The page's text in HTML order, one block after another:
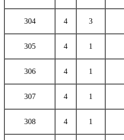
304 4 3
305 4 1
306 4 1
307 4 1
308 4 1